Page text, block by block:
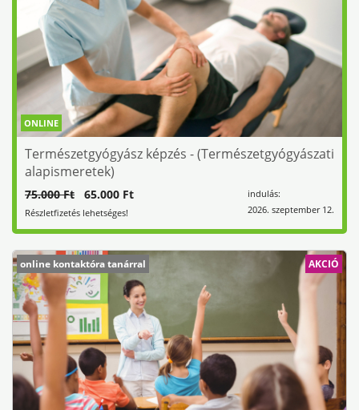
ONLINE
Természetgyógyász képzés - (Természetgyógyászati
alapismeretek)
indulás:
2026. szeptember 12.
75.000 Ft 65.000 Ft
Részletfizetés lehetséges!
online kontaktóra tanárral AKCIÓ